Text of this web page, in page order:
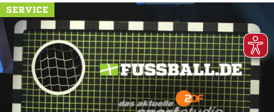
SERVICE